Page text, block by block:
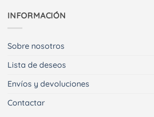
INFORMACIÓN
Sobre nosotros
Lista de deseos
Envíos y devoluciones
Contactar